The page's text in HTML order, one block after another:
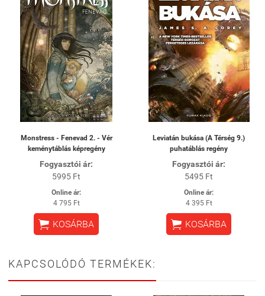
Monstress - Fenevad 2. - Vér
keménytáblás képregény
Fogyasztói ár:
5995 Ft
Online ár:
4 795 Ft
 KOSÁRBA
Leviatán bukása (A Térség 9.)
puhatáblás regény
Fogyasztói ár:
5495 Ft
Online ár:
4 395 Ft
 KOSÁRBA
KAPCSOLÓDÓ TERMÉKEK: